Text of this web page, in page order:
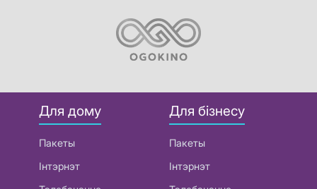
Для дому
Пакеты
Інтэрнэт
Для бізнесу
Пакеты
Інтэрнэт